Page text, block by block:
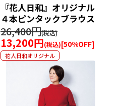
『花人日和』オリジナル
４本ピンタックブラウス
26,400円
13,200円 [50%OFF]
花人日和オリジナル